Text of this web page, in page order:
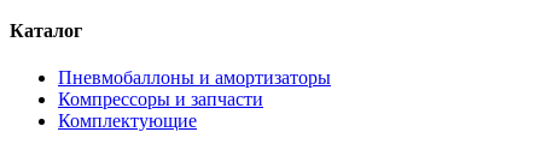
Каталог
Пневмобаллоны и амортизаторы
Компрессоры и запчасти
Комплектующие